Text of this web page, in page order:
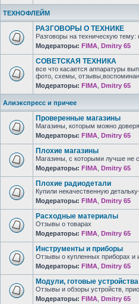
ТЕХНОФЛЕЙМ
РАЗГОВОРЫ О ТЕХНИКЕ
Разговоры на техническую тему:
Модераторы: FIMA Dmitry 65
СОВЕТСКАЯ ТЕХНИКА
все что касается аппаратуры
фото, схемы,
Модераторы: FIMA Dmitry 65
Алиэкспресс и причее
Проверенные магазины
Магазины, которым можно
Модераторы: FIMA Dmitry 65
Плохие магазины
Магазины, с которыми лучше не
Модераторы: FIMA Dmitry 65
Плохие радиодетали
Купили некачественную
Модераторы: FIMA Dmitry 65
Расходные материалы
Отзывы о товарах
Модераторы: FIMA Dmitry 65
Инструменты и приборы
Отзывы о купленных приборах и
Модераторы: FIMA Dmitry 65
Модули, готовые устройства
Отзывы и обзоры устройств,
Модераторы: FIMA Dmitry 65